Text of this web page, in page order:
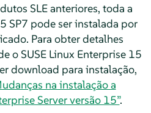
SLE anteriores, toda a
SP7 pode ser instalada por
Para obter detalhes
o SUSE Linux Enterprise 15
download para instalação,
na instalação a
Server versão 15”.